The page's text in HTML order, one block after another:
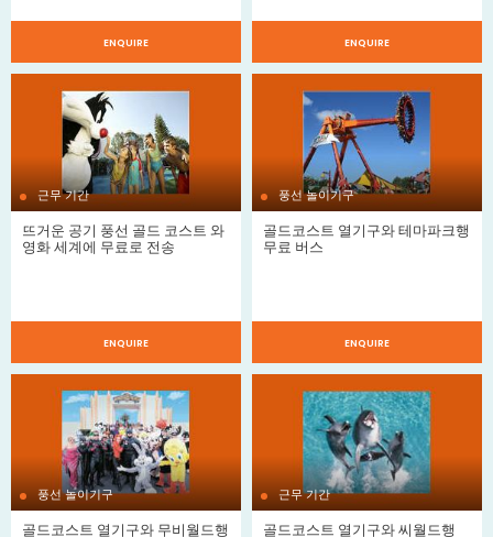
ENQUIRE ENQUIRE
근무 기간
뜨거운 공기 풍선 골드 코스트 와
영화 세계에 무료로 전송
ENQUIRE
풍선 놀이기구
골드코스트 열기구와 테마파크행
무료 버스
ENQUIRE
풍선 놀이기구
골드코스트 열기구와 무비월드행
근무 기간
골드코스트 열기구와 씨월드행